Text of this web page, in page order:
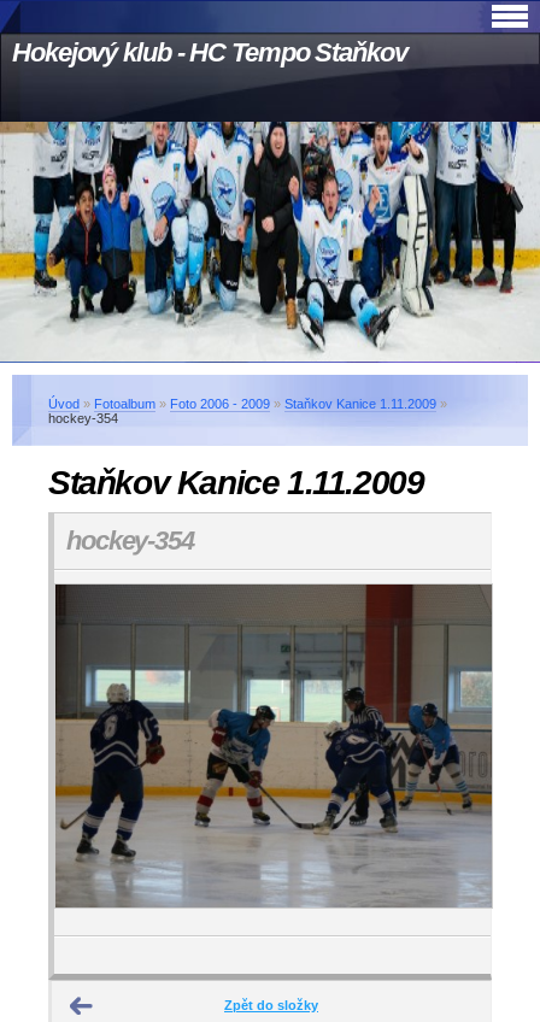
Hokejový klub - HC Tempo Staňkov
Úvod » Fotoalbum » Foto 2006 - 2009 » Staňkov Kanice 1.11.2009 »
hockey-354
Staňkov Kanice 1.11.2009
hockey-354
Zpět do složky